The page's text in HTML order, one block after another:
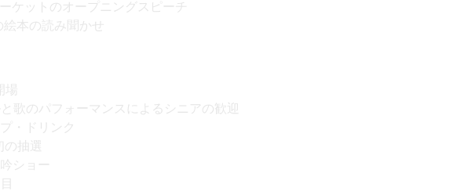
ケットのオープニングスピーチ
絵本の読み聞かせ
歌のパフォーマンスによるシニアの歓迎
・ドリンク
の抽選
ショー